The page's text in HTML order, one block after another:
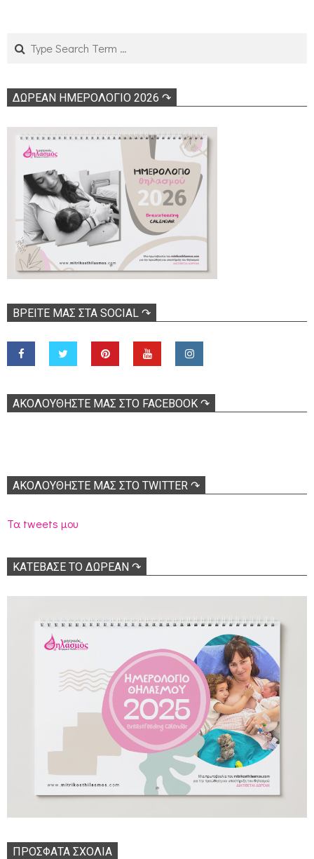
ΔΩΡΕΑΝ ΗΜΕΡΟΛΟΓΙΟ 2026 ↷
ΒΡΕΊΤΕ ΜΑΣ ΣΤΑ SOCIAL ↷
ΑΚΟΛOΥΘΉΣΤΕ ΜΑΣ ΣΤΟ FACEBOOK ↷
ΑΚΟΛΟΥΘΉΣΤΕ ΜΑΣ ΣΤΟ TWITTER ↷
Τα tweets μου
ΚΑΤΕΒΑΣΕ ΤΟ ΔΩΡΕΑΝ ↷
ΠΡΌΣΦΑΤΑ ΣΧΌΛΙΑ